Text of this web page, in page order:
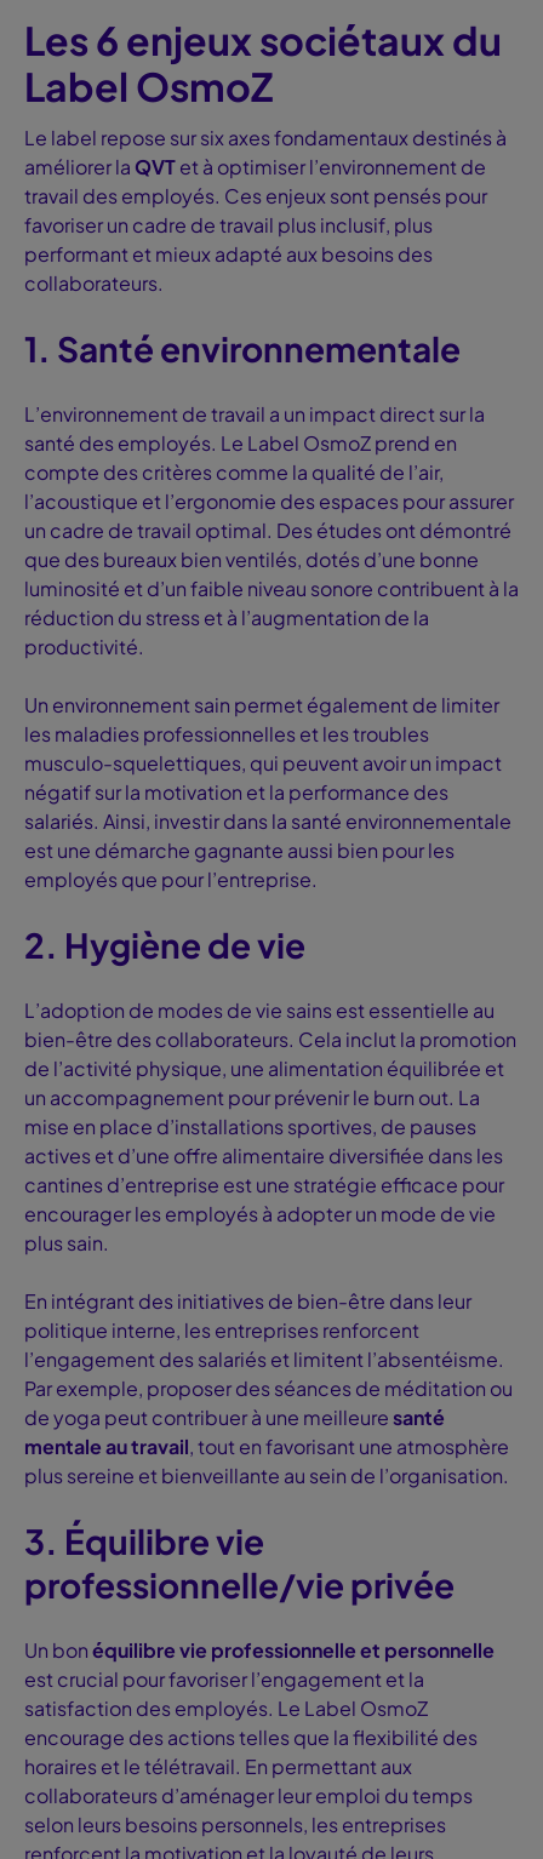
Les 6 enjeux sociétaux du
Label OsmoZ
Le label repose sur six axes fondamentaux destinés à
améliorer la QVTet à optimiser l’environnement de
travail des employés. Ces enjeux sont pensés pour
favoriser un cadre de travail plus inclusif, plus
performant et mieux adapté aux besoins des
collaborateurs.
1. Santé environnementale
L’environnement de travail a un impact direct sur la
santé des employés. Le Label OsmoZ prend en
compte des critères comme la qualité de l’air,
l’acoustique et l’ergonomie des espaces pour assurer
un cadre de travail optimal. Des études ont démontré
que des bureaux bien ventilés, dotés d’une bonne
luminosité et d’un faible niveau sonore contribuent à la
réduction du stress et à l’augmentation de la
productivité.
Un environnement sain permet également de limiter
les maladies professionnelles et les troubles
musculo-squelettiques, qui peuvent avoir un impact
négatif sur la motivation et la performance des
salariés. Ainsi, investir dans la santé environnementale
est une démarche gagnante aussi bien pour les
employés que pour l’entreprise.
2. Hygiène de vie
L’adoption de modes de vie sains est essentielle au
bien-être des collaborateurs. Cela inclut la promotion
de l’activité physique, une alimentation équilibrée et
un accompagnement pour prévenir le burn out. La
mise en place d’installations sportives, de pauses
actives et d’une offre alimentaire diversifiée dans les
cantines d’entreprise est une stratégie efficace pour
encourager les employés à adopter un mode de vie
plus sain.
En intégrant des initiatives de bien-être dans leur
politique interne, les entreprises renforcent
l’engagement des salariés et limitent l’absentéisme.
Par exemple, proposer des séances de méditation ou
de yoga peut contribuer à une meilleuresanté
mentale au travail, tout en favorisant une atmosphère
plus sereine et bienveillante au sein de l’organisation.
3. Équilibre vie
professionnelle/vie privée
Un bonéquilibre vie professionnelle et personnelle
est crucial pour favoriser l’engagement et la
satisfaction des employés. Le Label OsmoZ
encourage des actions telles que la flexibilité des
horaires et le télétravail. En permettant aux
collaborateurs d’aménager leur emploi du temps
selon leurs besoins personnels, les entreprises
renforcent la motivation et la loyauté de leurs